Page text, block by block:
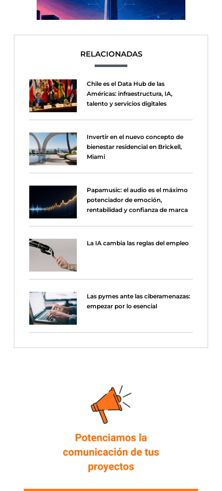
RELACIONADAS
Chile es el Data Hub de las
Américas: infraestructura, IA,
talento y servicios digitales
Invertir en el nuevo concepto de
bienestar residencial en Brickell,
Miami
Papamusic: el audio es el máximo
potenciador de emoción,
rentabilidad y confianza de marca
La IA cambia las reglas del empleo
Las pymes ante las ciberamenazas:
empezar por lo esencial